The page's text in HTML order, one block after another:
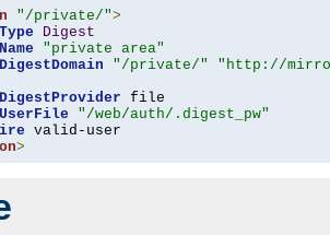
"/private/">
Digest
"private area"
"/private/"
"http://
file
"/web/auth/.digest_pw"
>